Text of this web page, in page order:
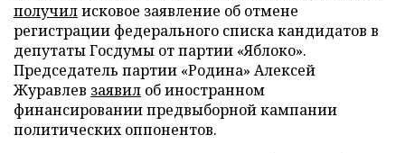
получилисковое заявление об отмене
регистрации федерального списка кандидатов в
депутаты Госдумы от партии «Яблоко».
Председатель партии «Родина» Алексей
Журавлев заявил об иностранном
финансировании предвыборной кампании
политических оппонентов.